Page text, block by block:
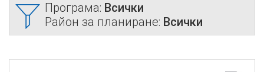
Програма: Всички
Район за планиране: Всички